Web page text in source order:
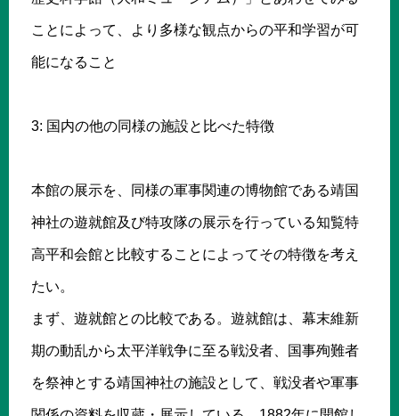
ことによって、より多様な観点からの平和学習が可
能になること
3: 国内の他の同様の施設と比べた特徴
本館の展示を、同様の軍事関連の博物館である靖国
神社の遊就館及び特攻隊の展示を行っている知覧特
高平和会館と比較することによってその特徴を考え
たい。
まず、遊就館との比較である。遊就館は、幕末維新
期の動乱から太平洋戦争に至る戦没者、国事殉難者
を祭神とする靖国神社の施設として、戦没者や軍事